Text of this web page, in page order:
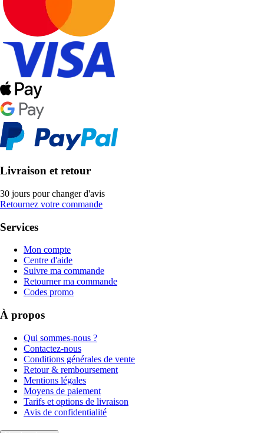
Livraison et retour
30 jours pour changer d'avis
Retournez votre commande
Services
Mon compte
Centre d'aide
Suivre ma commande
Retourner ma commande
Codes promo
À propos
Qui sommes-nous ?
Contactez-nous
Conditions générales de vente
Retour & remboursement
Mentions légales
Moyens de paiement
Tarifs et options de livraison
Avis de confidentialité